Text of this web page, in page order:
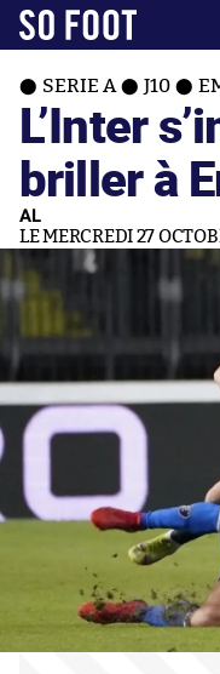
SERIE A J10
L’Inter
briller à
AL
LE MERCREDI 27